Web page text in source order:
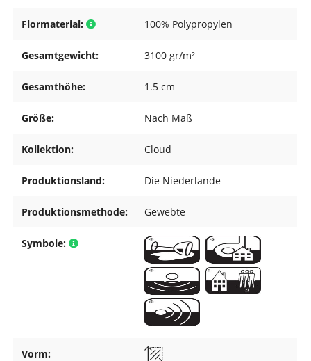
Flormaterial: 100% Polypropylen
Gesamtgewicht: 3100 gr/m²
Gesamthöhe: 1.5 cm
Größe: Nach Maß
Kollektion: Cloud
Produktionsland: Die Niederlande
Produktionsmethode: Gewebte
Symbole:
Vorm: